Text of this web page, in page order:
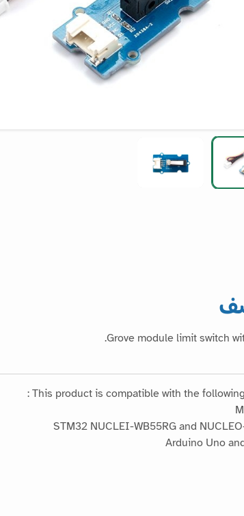
Grove module limit switch
This product is compatible with the following